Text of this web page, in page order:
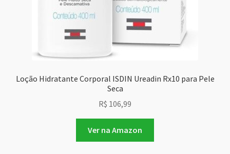
Loção Hidratante Corporal ISDIN Ureadin Rx10 para Pele
Seca
R$ 106,99
Ver na Amazon